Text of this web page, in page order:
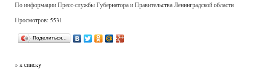
По информации Пресс-службы Губернатора и Правительства Ленинградской области
Просмотров: 5531
Поделиться…
» к списку